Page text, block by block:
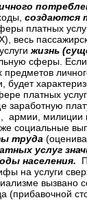
создаются
платных
весь
жизнь
сферы.
будет
платных
заработную
армии,
социальные
труда
услуг
населения.
на услуги
(прибавочной